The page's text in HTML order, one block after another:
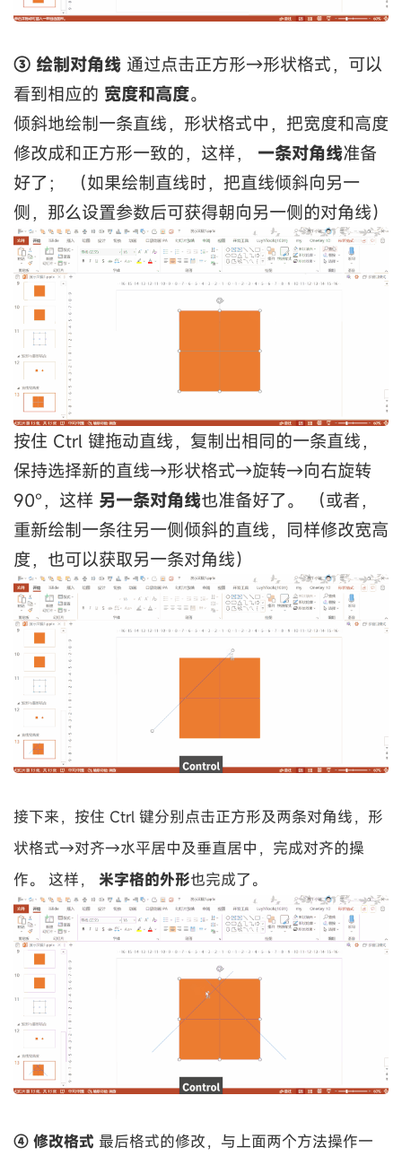
③ 绘制对角线 通过点击正方形→形状格式，可以
看到相应的 宽度和高度。
倾斜地绘制一条直线，形状格式中，把宽度和高度
修改成和正方形一致的，这样， 一条对角线准备
好了； （如果绘制直线时，把直线倾斜向另一
侧，那么设置参数后可获得朝向另一侧的对角线）
按住 Ctrl 键拖动直线，复制出相同的一条直线，
保持选择新的直线→形状格式→旋转→向右旋转
90°，这样 另一条对角线也准备好了。 （或者，
重新绘制一条往另一侧倾斜的直线，同样修改宽高
度，也可以获取另一条对角线）
接下来，按住 Ctrl 键分别点击正方形及两条对角线，形
状格式→对齐→水平居中及垂直居中，完成对齐的操
作。 这样， 米字格的外形也完成了。
④ 修改格式 最后格式的修改，与上面两个方法操作一